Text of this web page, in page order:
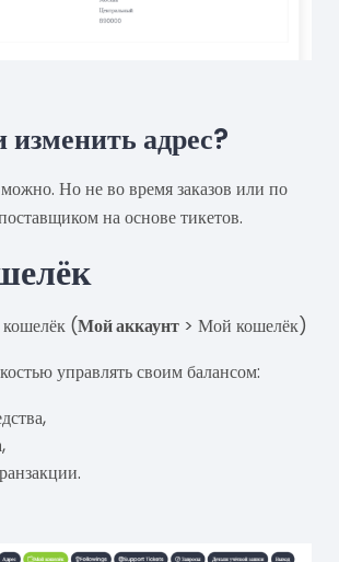
адрес?
Но не во время заказов или по
на основе тикетов.
(Мой аккаунт > Мой кошелёк)
управлять своим балансом: